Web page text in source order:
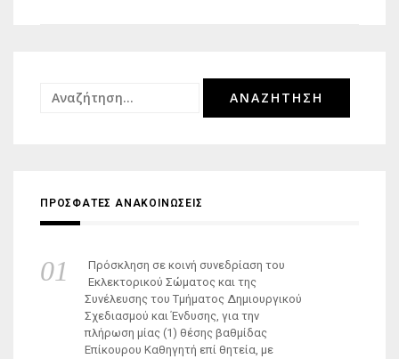
Αναζήτηση
ΠΡΟΣΦΑΤΕΣ ΑΝΑΚΟΙΝΩΣΕΙΣ
Πρόσκληση σε κοινή συνεδρίαση του
Εκλεκτορικού Σώματος και της
Συνέλευσης του Τμήματος Δημιουργικού
Σχεδιασμού και Ένδυσης, για την
πλήρωση μίας (1) θέσης βαθμίδας
Επίκουρου Καθηγητή επί θητεία, με